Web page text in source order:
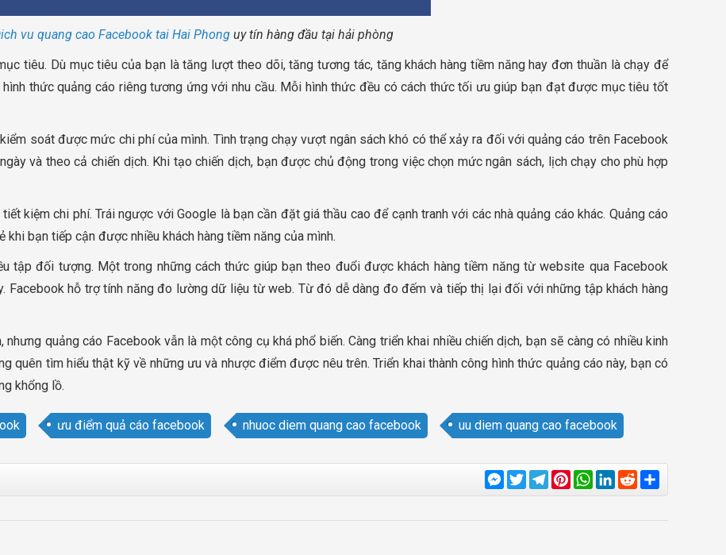
vu quang cao Facebook tai Hai Phonguy tín hàng đầu tại hải phòng
tiêu. Dù mục tiêu của bạn là tăng lượt theo dõi, tăng tương tác, tăng khách hàng tiềm năng hay đơn thuần là chạy để
thức quảng cáo riêng tương ứng với nhu cầu. Mỗi hình thức đều có cách thức tối ưu giúp bạn đạt được mục tiêu tốt
soát được mức chi phí của mình. Tình trạng chạy vượt ngân sách khó có thể xảy ra đối với quảng cáo trên Facebook
và theo cả chiến dịch. Khi tạo chiến dịch, bạn được chủ động trong việc chọn mức ngân sách, lịch chạy cho phù hợp
kiệm chi phí. Trái ngược với Google là bạn cần đặt giá thầu cao để cạnh tranh với các nhà quảng cáo khác. Quảng cáo
bạn tiếp cận được nhiều khách hàng tiềm năng của mình.
tập đối tượng. Một trong những cách thức giúp bạn theo đuổi được khách hàng tiềm năng từ website qua Facebook
Facebook hỗ trợ tính năng đo lường dữ liệu từ web. Từ đó dễ dàng đo đếm và tiếp thị lại đối với những tập khách hàng
quảng cáo Facebook vẫn là một công cụ khá phổ biến. Càng triển khai nhiều chiến dịch, bạn sẽ càng có nhiều kinh
quên tìm hiểu thật kỹ về những ưu và nhược điểm được nêu trên. Triển khai thành công hình thức quảng cáo này, bạn có
khổng lồ.
ưu điểm quả cáo facebook nhuoc diem quang cao facebook uu diem quang cao facebook
Messenger
TwitterTelegram
Pinterest
WhatsApp
LinkedIn
Reddit